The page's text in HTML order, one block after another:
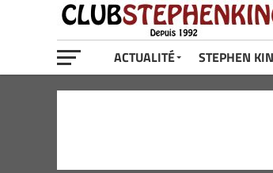
ACTUALITÉ STEPHEN